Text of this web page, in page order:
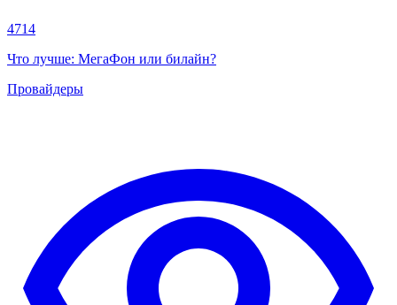
4714
Что лучше: МегаФон или билайн?
Провайдеры